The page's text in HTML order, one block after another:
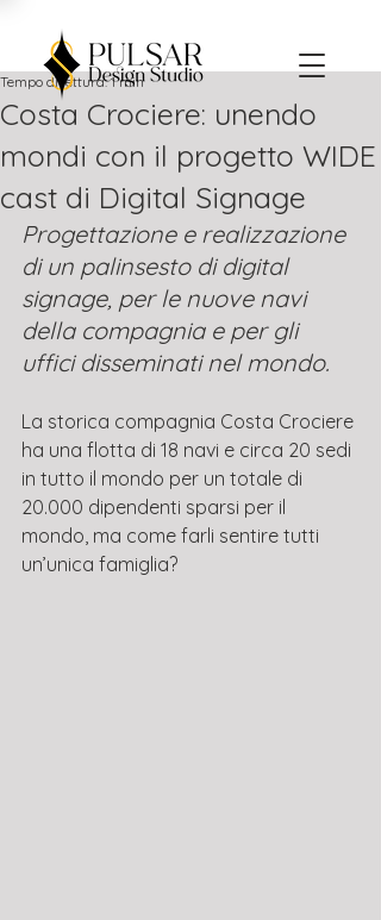
Costa Crociere: unendo
mondi con il progetto WIDE
cast di Digital Signage
Tempo di lettura: 1 min
Progettazione e realizzazione
di un palinsesto di digital
signage, per le nuove navi
della compagnia e per gli
uffici disseminati nel mondo.
La storica compagnia Costa Crociere
ha una flotta di 18 navi e circa 20 sedi
in tutto il mondo per un totale di
20.000 dipendenti sparsi per il
mondo, ma come farli sentire tutti
un’unica famiglia?